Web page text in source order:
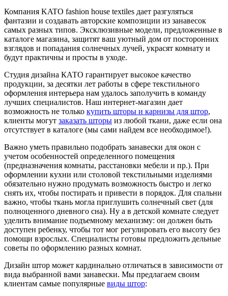
Компания KATO fashion house textiles дает разгуляться
фантазии и создавать авторские композиции из занавесок
самых разных типов. Эксклюзивные модели, предложенные в
каталоге магазина, защитят ваш уютный дом от посторонних
взглядов и попадания солнечных лучей, украсят комнату и
будут практичны и просты в уходе.
Студия дизайна КАТО гарантирует высокое качество
продукции, за десятки лет работы в сфере текстильного
оформления интерьера нам удалось заполучить в команду
лучших специалистов. Наш интернет-магазин дает
возможность не только купить шторы и карнизы для штор,
клиенты могут заказать шторы из любой ткани, даже если она
отсутствует в каталоге (мы сами найдем все необходимое!).
Важно уметь правильно подобрать занавески для окон с
учетом особенностей определенного помещения
(предназначения комнаты, расстановки мебели и пр.). При
оформлении кухни или столовой текстильными изделиями
обязательно нужно продумать возможность быстро и легко
снять их, чтобы постирать и привести в порядок. Для спальни
важно, чтобы ткань могла приглушить солнечный свет (для
полноценного дневного сна). Ну а в детской комнате следует
уделить внимание подъемному механизму: он должен быть
доступен ребенку, чтобы тот мог регулировать его высоту без
помощи взрослых. Специалисты готовы предложить дельные
советы по оформлению разных комнат.
Дизайн штор может кардинально отличаться в зависимости от
вида выбранной вами занавески. Мы предлагаем своим
клиентам самые популярные виды штор: